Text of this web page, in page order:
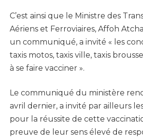
C’est ainsi que le Ministre des
Aériens et Ferroviaires, Affoh
un communiqué, a invité « les
taxis motos, taxis ville, taxis
à se faire vacciner ».
Le communiqué du ministère
avril dernier, a invité par ailleurs
pour la réussite de cette
preuve de leur sens élevé de